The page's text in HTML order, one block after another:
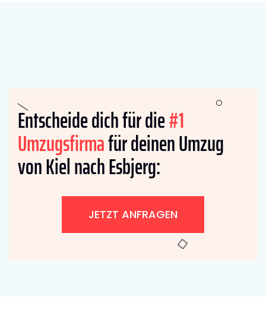
Entscheide dich für die#1
Umzugsfirmafür deinen Umzug
von Kiel nach Esbjerg:
JETZT ANFRAGEN